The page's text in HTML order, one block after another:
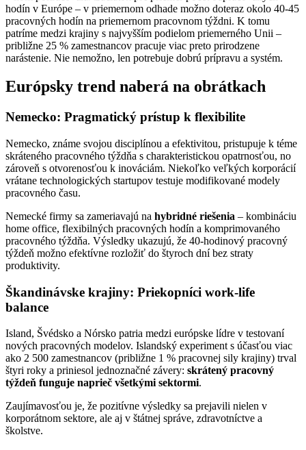
hodín v Európe – v priemernom odhade možno doteraz okolo 40-45
pracovných hodín na priemernom pracovnom týždni. K tomu
patríme medzi krajiny s najvyšším podielom priemerného Unii –
približne 25 % zamestnancov pracuje viac preto prirodzene
narástenie. Nie nemožno, len potrebuje dobrú prípravu a systém.
Európsky trend naberá na obrátkach
Nemecko: Pragmatický prístup k flexibilite
Nemecko, známe svojou disciplínou a efektivitou, pristupuje k téme
skráteného pracovného týždňa s charakteristickou opatrnosťou, no
zároveň s otvorenosťou k inováciám. Niekoľko veľkých korporácií
vrátane technologických startupov testuje modifikované modely
pracovného času.
Nemecké firmy sa zameriavajú na hybridné riešenia – kombináciu
home office, flexibilných pracovných hodín a komprimovaného
pracovného týždňa. Výsledky ukazujú, že 40-hodinový pracovný
týždeň možno efektívne rozložiť do štyroch dní bez straty
produktivity.
Škandinávske krajiny: Priekopníci work-life
balance
Island, Švédsko a Nórsko patria medzi európske lídre v testovaní
nových pracovných modelov. Islandský experiment s účasťou viac
ako 2 500 zamestnancov (približne 1 % pracovnej sily krajiny) trval
štyri roky a priniesol jednoznačné závery: skrátený pracovný
týždeň funguje naprieč všetkými sektormi.
Zaujímavosťou je, že pozitívne výsledky sa prejavili nielen v
korporátnom sektore, ale aj v štátnej správe, zdravotníctve a
školstve.